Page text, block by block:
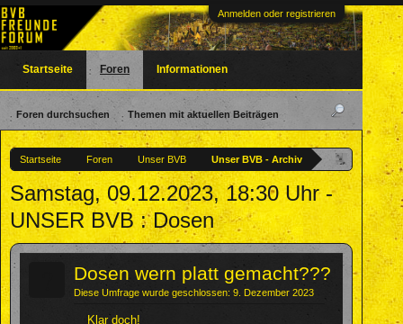
Anmelden oder registrieren
Startseite Foren Unser BVB Unser BVB - Archiv
Samstag, 09.12.2023, 18:30 Uhr -
UNSER BVB : Dosen
Dosen wern platt gemacht???
Diese Umfrage wurde geschlossen: 9. Dezember 2023
Klar doch!
Startseite Foren
Foren durchsuchen Themen mit aktuellen Beiträgen
Informationen